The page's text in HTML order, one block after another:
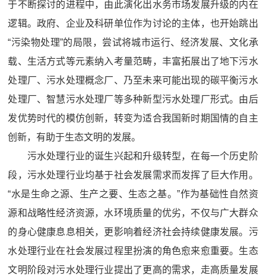
于不断探讨的进程中，由此演化出水务市场发展升级的内在
逻辑。政府、企业及科研单位作为讨论的主体，也开始跳出
“污染物处理”的局限，尝试将城市运行、经济发展、文化承
载、生活方式等元素纳入考量范畴，丰富拓展出了地下污水
处理厂、污水处理概念厂、乃至未来可能出现的碳平衡污水
处理厂、智慧污水处理厂等多种新型污水处理厂形式。由后
发优势时代的模仿创新，转变为适合我国新时期国情的自主
创新，有助于生态文明的发展。
污水处理行业的诞生兴起和升级转型，在每一个历史阶
段，污水处理行业均基于社会发展需求而发挥了巨大作用。
“水是生命之源、生产之要、生态之基。”作为基础性自然资
源和战略性经济资源，水环境质量的优劣，不仅与广大群众
的身心健康息息相关，更影响着经济社会持续健康发展。污
水处理行业在社会发展过程里扮演的角色愈来愈重要。生态
文明阶段对污水处理行业提出了更高的需求，走高质量发展